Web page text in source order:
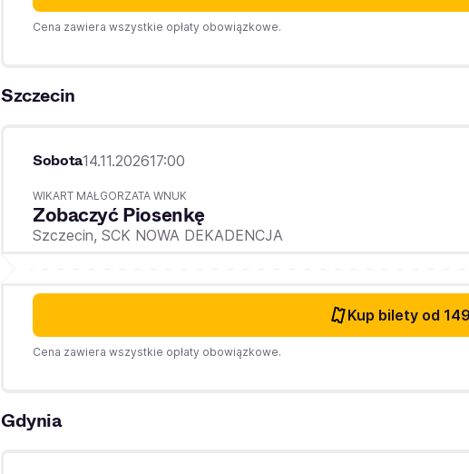
Cena zawiera wszystkie opłaty obowiązkowe.
Szczecin
Sobota14.11.202617:00
WIKART MAŁGORZATA WNUK
Zobaczyć Piosenkę
Szczecin, SCK NOWA DEKADENCJA
Kup bilety od
Cena zawiera wszystkie opłaty obowiązkowe.
Gdynia